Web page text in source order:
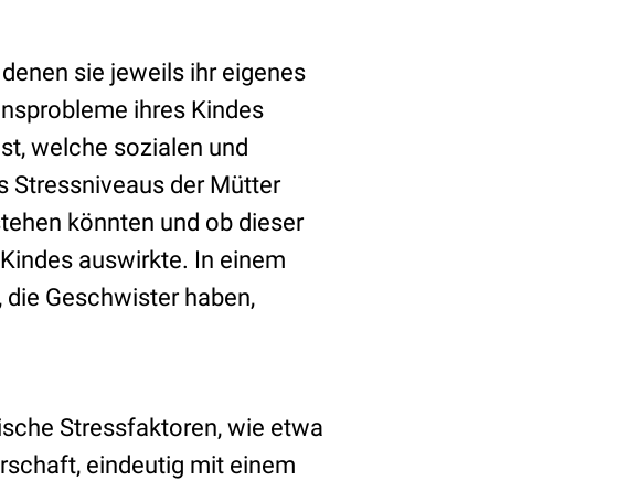
sie jeweils ihr eigenes
ihres Kindes
welche sozialen und
Stressniveaus der Mütter
könnten und ob dieser
auswirkte. In einem
Geschwister haben,
Stressfaktoren, wie etwa
eindeutig mit einem